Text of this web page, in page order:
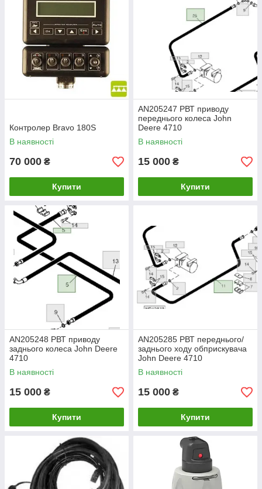
Контролер Bravo 180S
В наявності
70 000 ₴
Купити
AN205247 РВТ приводу
переднього колеса John
Deere 4710
В наявності
15 000 ₴
Купити
AN205248 РВТ приводу
заднього колеса John Deere
4710
В наявності
15 000 ₴
Купити
AN205285 РВТ переднього/
заднього ходу обприскувача
John Deere 4710
В наявності
15 000 ₴
Купити